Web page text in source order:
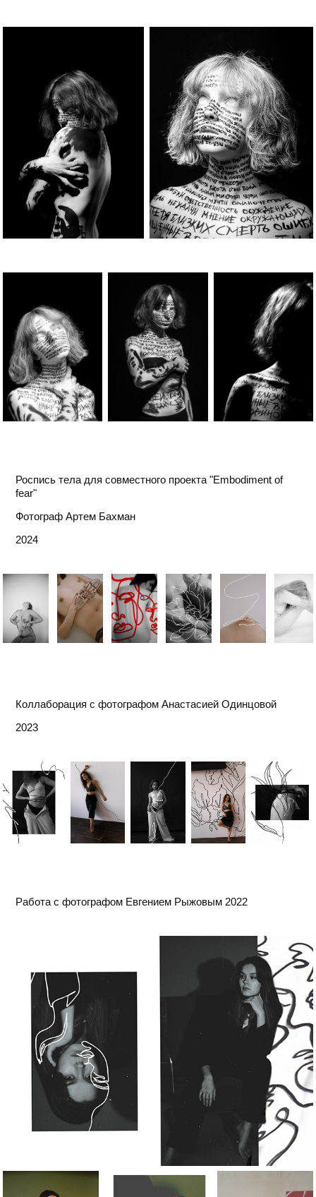
Роспись тела для совместного проекта "Embodiment of
fear"
Фотограф Артем Бахман
2024
Коллаборация с фотографом Анастасией Одинцовой
2023
Работа с фотографом Евгением Рыжовым 2022